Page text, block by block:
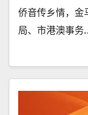
侨音传乡情，金
局、市港澳事